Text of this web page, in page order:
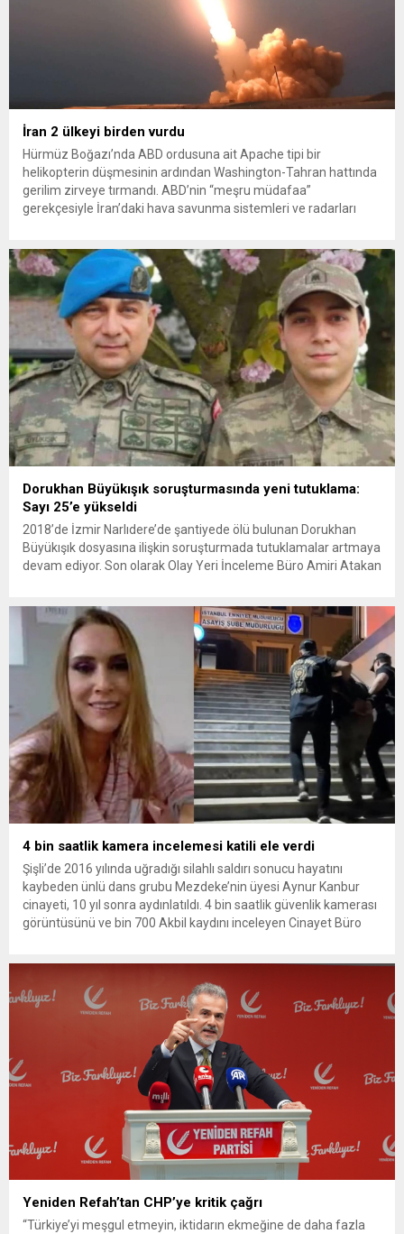
İran 2 ülkeyi birden vurdu
Hürmüz Boğazı’nda ABD ordusuna ait Apache tipi bir
helikopterin düşmesinin ardından Washington-Tahran hattında
gerilim zirveye tırmandı. ABD’nin “meşru müdafaa”
gerekçesiyle İran’daki hava savunma sistemleri ve radarları
yeni bir ABD saldırısına anında yanıt verileceğini duyurdu....
Dorukhan Büyükışık soruşturmasında yeni tutuklama:
Sayı 25’e yükseldi
2018’de İzmir Narlıdere’de şantiyede ölü bulunan Dorukhan
Büyükışık dosyasına ilişkin soruşturmada tutuklamalar artmaya
devam ediyor. Son olarak Olay Yeri İnceleme Büro Amiri Atakan
bulunan Dorukhan Büyükışık’a ilişkin yeniden açılan
soruşturmada tutuklamalar genişliyor. Son olarak dönemin...
4 bin saatlik kamera incelemesi katili ele verdi
Şişli’de 2016 yılında uğradığı silahlı saldırı sonucu hayatını
kaybeden ünlü dans grubu Mezdeke’nin üyesi Aynur Kanbur
cinayeti, 10 yıl sonra aydınlatıldı. 4 bin saatlik güvenlik kamerası
görüntüsünü ve bin 700 Akbil kaydını inceleyen Cinayet Büro
Yeniden Refah’tan CHP’ye kritik çağrı
“Türkiye’yi meşgul etmeyin, iktidarın ekmeğine de daha fazla